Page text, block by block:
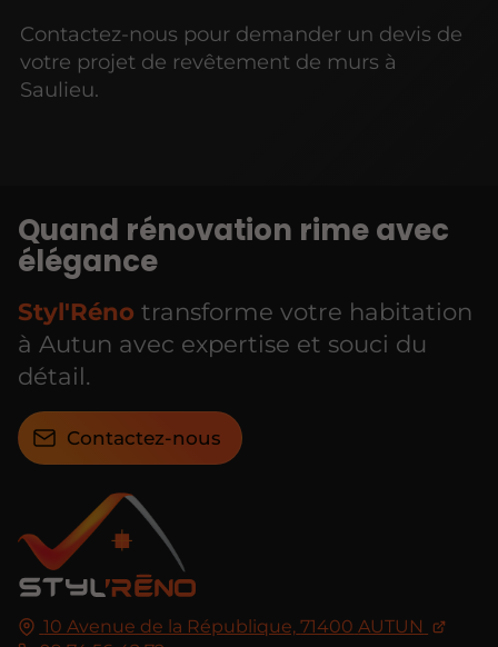
Contactez-nous pour demander un devis de
votre projet de revêtement de murs à
Saulieu.
10 Avenue de la République, 71400 AUTUN
Quand rénovation rime avec
élégance
Styl'Réno transforme votre habitation
à Autun avec expertise et souci du
détail.
Contactez-nous